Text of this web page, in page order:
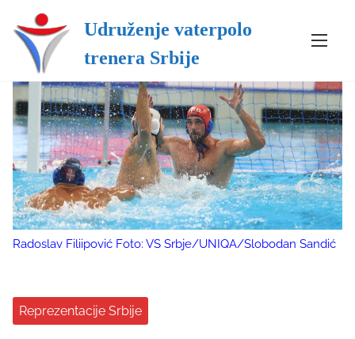
Udruženje vaterpolo
trenera Srbije
Radoslav Filiipović Foto: VS Srbje/UNIQA/Slobodan Sandić
Reprezentacije Srbije